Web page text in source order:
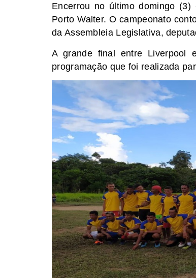
Encerrou no último domingo
Porto Walter. O campeonato
da Assembleia Legislativa,
A grande final entre Liverpool
programação que foi realizada